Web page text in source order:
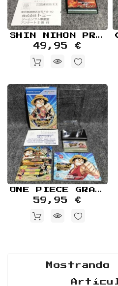
Retro
Informática
Videojuegos SHIN NIHON PRO WRESTLING TOUKON RETSUDEN JAP BANDAI WONDERSWAN
49,95 €
ONE PIECE GRAND BATTLE SWAN COLOSSEUM JAP BANDAI WONDERSWAN COLOR
59,95 €
Mostrando